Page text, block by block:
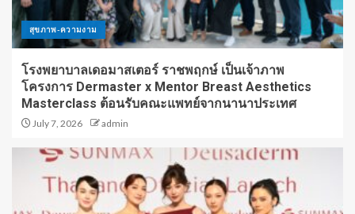
สุขภาพ-ความงาม
โรงพยาบาลเดอมาสเตอร์ ราชพฤกษ์ เป็นเจ้าภาพ
โครงการ Dermaster x Mentor Breast Aesthetics
Masterclass ต้อนรับคณะแพทย์จากนานาประเทศ
July 7, 2026 admin